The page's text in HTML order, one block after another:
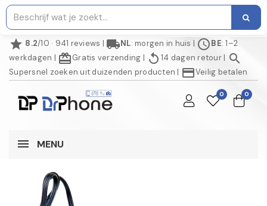
star 8.2/10 · 941 reviews | local_shippingNL: morgen in huis | scheduleBE: 1–2
werkdagen | redeemGratis verzending | replay 14 dagen retour| search
Supersnel zoeken uit duizenden producten | credit_cardVeilig betalen
0 0
MENU